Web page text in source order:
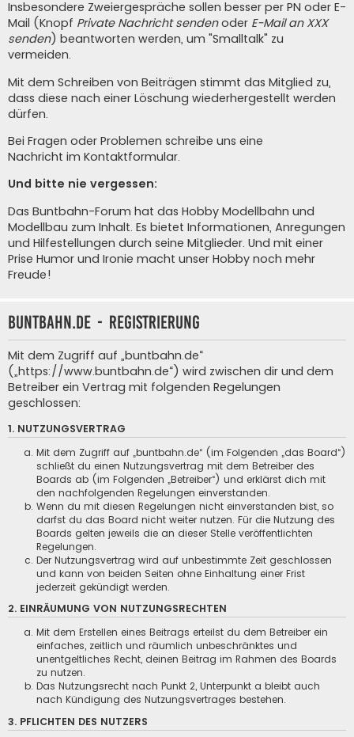
Insbesondere Zweiergespräche sollen besser per PN oder E-
Mail (Knopf Private Nachricht sendenoder E-Mail an XXX
senden) beantworten werden, um "Smalltalk" zu
vermeiden.
Mit dem Schreiben von Beiträgen stimmt das Mitglied zu,
dass diese nach einer Löschung wiederhergestellt werden
dürfen.
Bei Fragen oder Problemen schreibe uns eine
Nachricht im Kontaktformular.
Und bitte nie vergessen:
Das Buntbahn-Forum hat das Hobby Modellbahn und
Modellbau zum Inhalt. Es bietet Informationen, Anregungen
und Hilfestellungen durch seine Mitglieder. Und mit einer
Prise Humor und Ironie macht unser Hobby noch mehr
Freude!
buntbahn.de - Registrierung
Mit dem Zugriff auf „buntbahn.de“
(„https://www.buntbahn.de“) wird zwischen dir und dem
Betreiber ein Vertrag mit folgenden Regelungen
geschlossen:
1. NUTZUNGSVERTRAG
Mit dem Zugriff auf „buntbahn.de“ (im Folgenden „das Board“)
schließt du einen Nutzungsvertrag mit dem Betreiber des
Boards ab (im Folgenden „Betreiber“) und erklärst dich mit
den nachfolgenden Regelungen einverstanden.
Wenn du mit diesen Regelungen nicht einverstanden bist, so
darfst du das Board nicht weiter nutzen. Für die Nutzung des
Boards gelten jeweils die an dieser Stelle veröffentlichten
Regelungen.
Der Nutzungsvertrag wird auf unbestimmte Zeit geschlossen
und kann von beiden Seiten ohne Einhaltung einer Frist
jederzeit gekündigt werden.
2. EINRÄUMUNG VON NUTZUNGSRECHTEN
Mit dem Erstellen eines Beitrags erteilst du dem Betreiber ein
einfaches, zeitlich und räumlich unbeschränktes und
unentgeltliches Recht, deinen Beitrag im Rahmen des Boards
zu nutzen.
Das Nutzungsrecht nach Punkt 2, Unterpunkt a bleibt auch
nach Kündigung des Nutzungsvertrages bestehen.
3. PFLICHTEN DES NUTZERS